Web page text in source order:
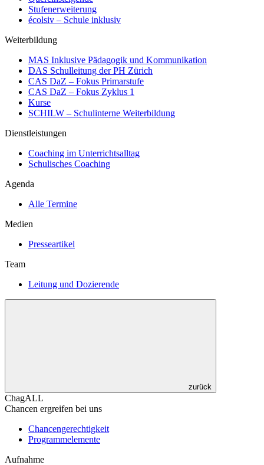
Stufenerweiterung
écolsiv – Schule inklusiv
Weiterbildung
MAS Inklusive Pädagogik und Kommunikation
DAS Schulleitung der PH Zürich
CAS DaZ – Fokus Primarstufe
CAS DaZ – Fokus Zyklus 1
Kurse
SCHILW – Schulinterne Weiterbildung
Dienstleistungen
Coaching im Unterrichtsalltag
Schulisches Coaching
Agenda
Alle Termine
Medien
Presseartikel
Team
Leitung und Dozierende
zurück
ChagALL
Chancen ergreifen bei uns
Chancengerechtigkeit
Programmelemente
Aufnahme